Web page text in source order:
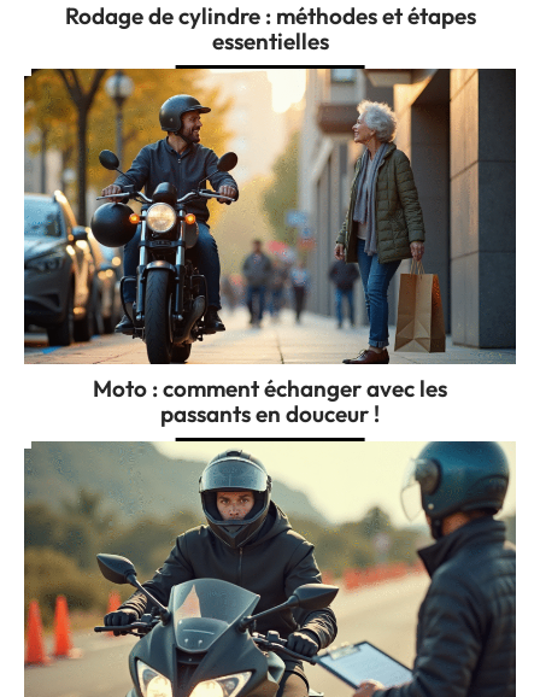
Rodage de cylindre : méthodes et étapes
essentielles
Moto : comment échanger avec les
passants en douceur !